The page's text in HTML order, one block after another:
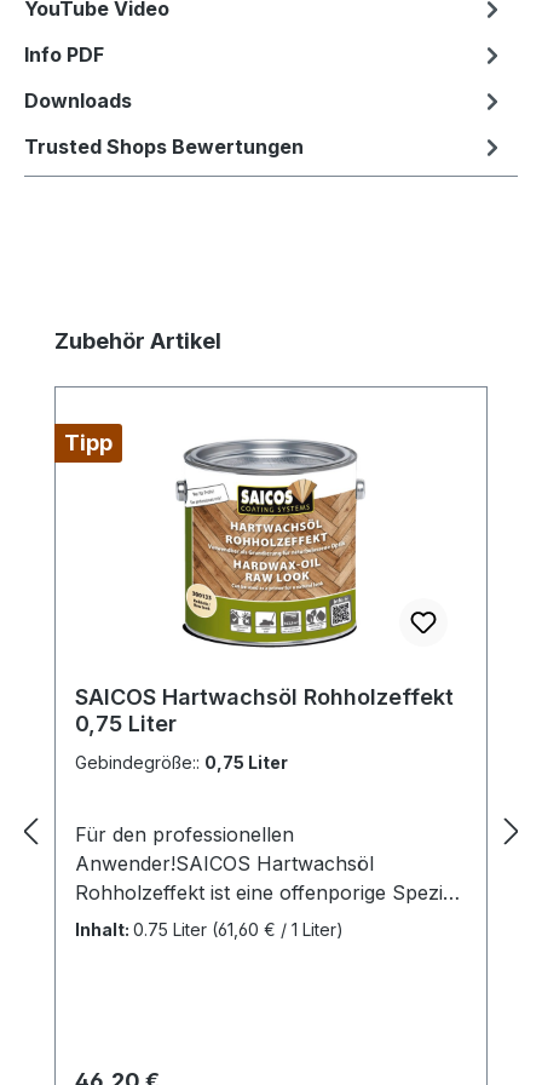
YouTube Video
Info PDF
Downloads
Trusted Shops Bewertungen
Produktgalerie überspringen
Zubehör Artikel
Tipp
SAICOS Hartwachsöl Rohholzeffekt
0,75 Liter
Gebindegröße:: 0,75 Liter
Für den professionellen
Anwender!SAICOS Hartwachsöl
Rohholzeffekt ist eine offenporige Spezial-
Grundierung.Vorteilebewahrt die
VerarbeitungHochwertiges
Inhalt: 0.75 Liter (61,60 € / 1 Liter)
Regulärer Preis: